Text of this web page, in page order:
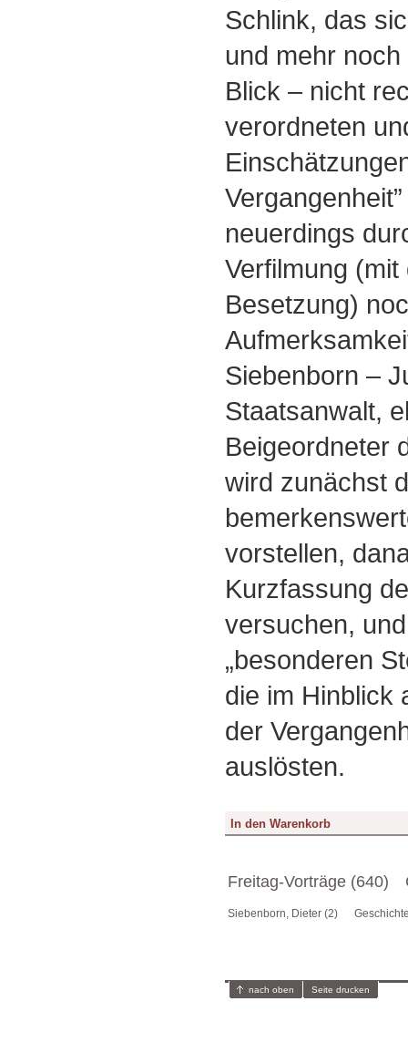
Schlink, das
und mehr
Blick – nicht
verordneten
neuerdings
Verfilmung
Besetzung)
Siebenborn –
Staatsanwalt,
Beigeordneter
wird zunächst
vorstellen,
Kurzfassung
versuchen,
„besonderen
die im Hinblick
der
auslösten.
Freitag-Vorträge (640)
Siebenborn, Dieter (2)
nach oben Seite drucken